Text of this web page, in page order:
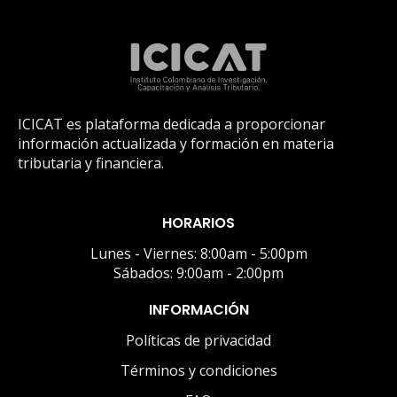
ICICAT es plataforma dedicada a proporcionar
información actualizada y formación en materia
tributaria y financiera.
HORARIOS
Lunes - Viernes: 8:00am - 5:00pm
Sábados: 9:00am - 2:00pm
INFORMACIÓN
Políticas de privacidad
Términos y condiciones